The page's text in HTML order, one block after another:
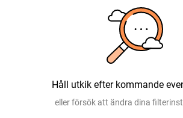
Håll utkik efter kommande
eller försök att ändra dina